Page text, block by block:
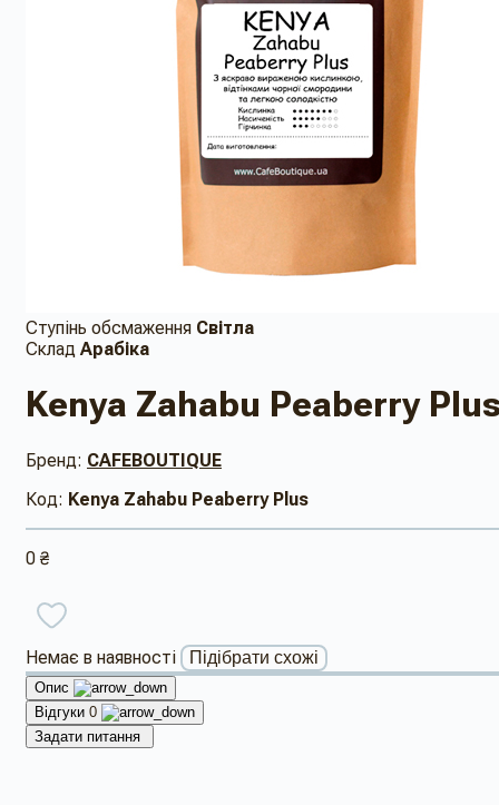
Ступінь обсмаження Світла
Склад Арабіка
Kenya Zahabu Peaberry
Бренд: CAFEBOUTIQUE
Код: Kenya Zahabu Peaberry Plus
0 ₴
Немає в наявності Підібрати схожі
Опис
Відгуки 0
Задати питання